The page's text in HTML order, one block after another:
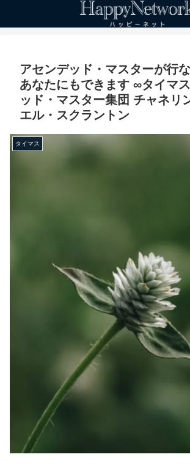
アセンデッド・マスターが行
あなたにもできます ∞タイマ
ッド・マスター集団 チャネリ
エル・スクラントン
タイマス